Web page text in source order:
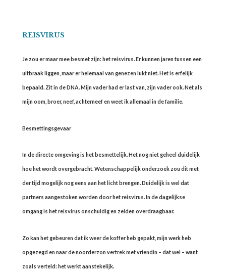
REISVIRUS
Je zou er maar mee besmet zijn: het reisvirus. Er kunnen jaren tussen een
uitbraak liggen, maar er helemaal van genezen lukt niet. Het is erfelijk
bepaald. Zit in de DNA. Mijn vader had er last van, zijn vader ook. Net als
mijn oom, broer, neef, achterneef en weet ik allemaal in de familie.
Besmettingsgevaar
In de directe omgeving is het besmettelijk. Het nog niet geheel duidelijk
hoe het wordt overgebracht. Wetenschappelijk onderzoek zou dit met
der tijd mogelijk nog eens aan het licht brengen. Duidelijk is wel dat
partners aangestoken worden door het reisvirus. In de dagelijkse
omgang is het reisvirus onschuldig en zelden overdraagbaar.
Zo kan het gebeuren dat ik weer de koffer heb gepakt, mijn werk heb
opgezegd en naar de noorderzon vertrek met vriendin – dat wel – want
zoals verteld: het werkt aanstekelijk.